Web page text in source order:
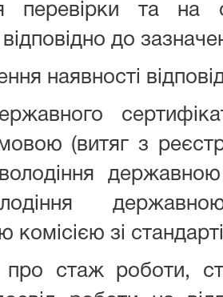
перевірки та на
до
наявності
(витяг з
комісією зі
про стаж роботи,